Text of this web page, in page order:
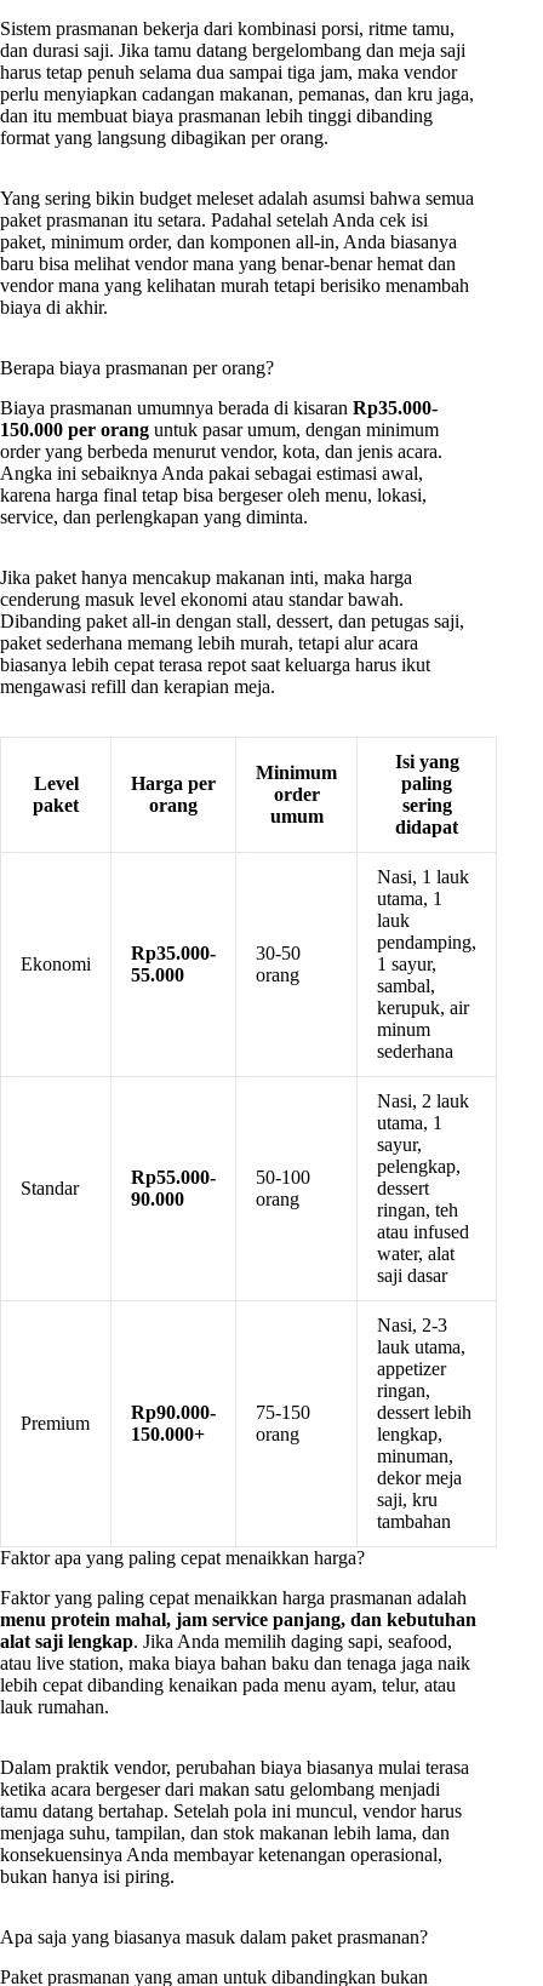
Sistem prasmanan bekerja dari kombinasi porsi, ritme tamu,
dan durasi saji. Jika tamu datang bergelombang dan meja saji
harus tetap penuh selama dua sampai tiga jam, maka vendor
perlu menyiapkan cadangan makanan, pemanas, dan kru jaga,
dan itu membuat biaya prasmanan lebih tinggi dibanding
format yang langsung dibagikan per orang.
Yang sering bikin budget meleset adalah asumsi bahwa semua
paket prasmanan itu setara. Padahal setelah Anda cek isi
paket, minimum order, dan komponen all-in, Anda biasanya
baru bisa melihat vendor mana yang benar-benar hemat dan
vendor mana yang kelihatan murah tetapi berisiko menambah
biaya di akhir.
Berapa biaya prasmanan per orang?
Biaya prasmanan umumnya berada di kisaran Rp35.000-
150.000 per orang untuk pasar umum, dengan minimum
order yang berbeda menurut vendor, kota, dan jenis acara.
Angka ini sebaiknya Anda pakai sebagai estimasi awal,
karena harga final tetap bisa bergeser oleh menu, lokasi,
service, dan perlengkapan yang diminta.
Jika paket hanya mencakup makanan inti, maka harga
cenderung masuk level ekonomi atau standar bawah.
Dibanding paket all-in dengan stall, dessert, dan petugas saji,
paket sederhana memang lebih murah, tetapi alur acara
biasanya lebih cepat terasa repot saat keluarga harus ikut
mengawasi refill dan kerapian meja.
Level
paket
Harga per
orang
Minimum
order
umum
Isi yang
paling
sering
didapat
Ekonomi
Rp35.000-
55.000
30-50
orang
Nasi, 1 lauk
utama, 1
lauk
pendamping,
1 sayur,
sambal,
kerupuk, air
minum
sederhana
Standar
Rp55.000-
90.000
50-100
orang
Nasi, 2 lauk
utama, 1
sayur,
pelengkap,
dessert
ringan, teh
atau infused
water, alat
saji dasar
Premium
Rp90.000-
150.000+
75-150
orang
Nasi, 2-3
lauk utama,
appetizer
ringan,
dessert lebih
lengkap,
minuman,
dekor meja
saji, kru
tambahan
Faktor apa yang paling cepat menaikkan harga?
Faktor yang paling cepat menaikkan harga prasmanan adalah
menu protein mahal, jam service panjang, dan kebutuhan
alat saji lengkap. Jika Anda memilih daging sapi, seafood,
atau live station, maka biaya bahan baku dan tenaga jaga naik
lebih cepat dibanding kenaikan pada menu ayam, telur, atau
lauk rumahan.
Dalam praktik vendor, perubahan biaya biasanya mulai terasa
ketika acara bergeser dari makan satu gelombang menjadi
tamu datang bertahap. Setelah pola ini muncul, vendor harus
menjaga suhu, tampilan, dan stok makanan lebih lama, dan
konsekuensinya Anda membayar ketenangan operasional,
bukan hanya isi piring.
Apa saja yang biasanya masuk dalam paket prasmanan?
Paket prasmanan yang aman untuk dibandingkan bukan